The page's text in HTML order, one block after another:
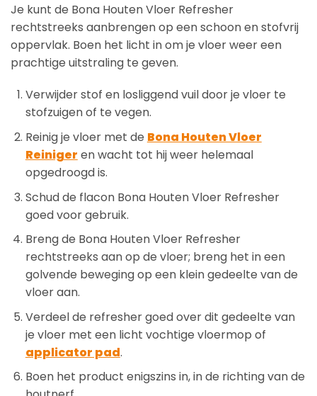
Je kunt de Bona Houten Vloer Refresher
rechtstreeks aanbrengen op een schoon en stofvrij
oppervlak. Boen het licht in om je vloer weer een
prachtige uitstraling te geven.
Verwijder stof en losliggend vuil door je vloer te
stofzuigen of te vegen.
Reinig je vloer met de Bona Houten Vloer
Reiniger en wacht tot hij weer helemaal
opgedroogd is.
Schud de flacon Bona Houten Vloer Refresher
goed voor gebruik.
Breng de Bona Houten Vloer Refresher
rechtstreeks aan op de vloer; breng het in een
golvende beweging op een klein gedeelte van de
vloer aan.
Verdeel de refresher goed over dit gedeelte van
je vloer met een licht vochtige vloermop of
applicator pad.
Boen het product enigszins in, in de richting van de